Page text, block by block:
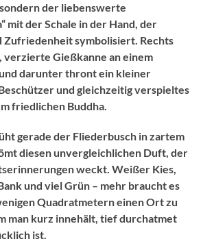
der liebenswerte
mit der Schale in der Hand, der
Zufriedenheit symbolisiert. Rechts
verzierte Gießkanne an einem
darunter thront ein kleiner
und gleichzeitig verspieltes
friedlichen Buddha.
gerade der Fliederbusch in zartem
diesen unvergleichlichen Duft, der
weckt. Weißer Kies,
und viel Grün – mehr braucht es
Quadratmetern einen Ort zu
man kurz innehält, tief durchatmet
ist.